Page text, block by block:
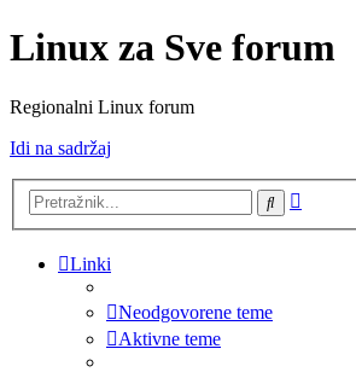
Linux za Sve forum
Regionalni Linux forum
Idi na sadržaj
Pretražnik
Linki
Neodgovorene teme
Aktivne teme